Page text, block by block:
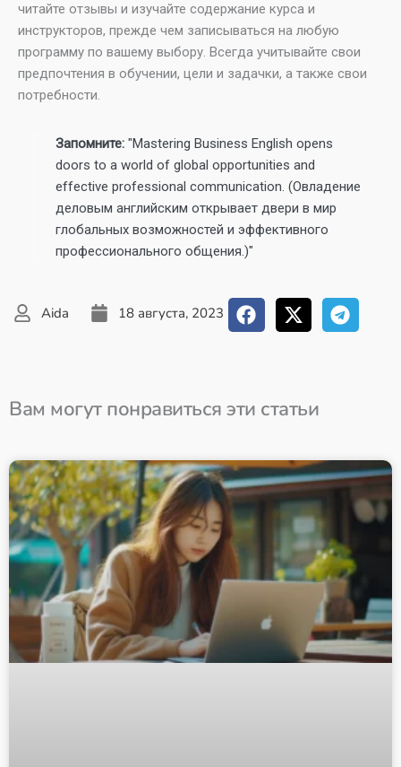
читайте отзывы и изучайте содержание курса и
инструкторов, прежде чем записываться на любую
программу по вашему выбору. Всегда учитывайте свои
предпочтения в обучении, цели и задачки, а также свои
потребности.
Запомните: "Mastering Business English opens
doors to a world of global opportunities and
effective professional communication. (Овладение
деловым английским открывает двери в мир
глобальных возможностей и эффективного
профессионального общения.)"
Aida 18 августа, 2023
Вам могут понравиться эти статьи